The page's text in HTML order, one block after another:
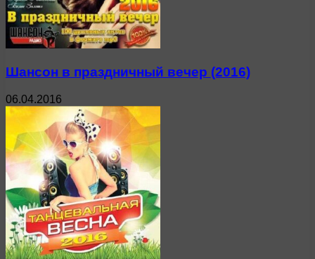
Шансон в праздничный вечер (2016)
06.04.2016